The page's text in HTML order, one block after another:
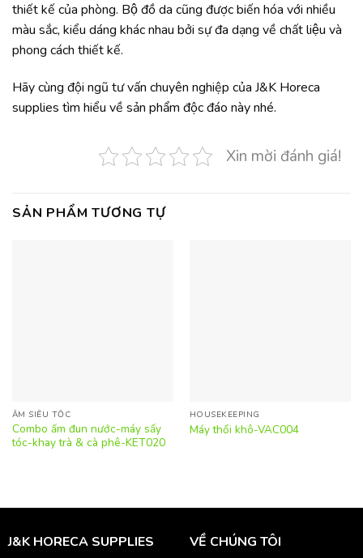
thiết kế của phòng. Bộ đồ da cũng được biến hóa với nhiều
màu sắc, kiểu dáng khác nhau bởi sự đa dạng về chất liệu và
phong cách thiết kế.
Hãy cùng đội ngũ tư vấn chuyên nghiệp của J&K Horeca
supplies tìm hiểu về sản phẩm độc đáo này nhé.
Xin mời đánh giá!
SẢN PHẨM TƯƠNG TỰ
ẤM SIÊU TỐC
Combo ấm đun nước-máy sấy
tóc-khay trà & cà phê-KET020
HOUSEKEEPING
Máy thổi khô-VAC004
J&K HORECA SUPPLIES
VỀ CHÚNG TÔI